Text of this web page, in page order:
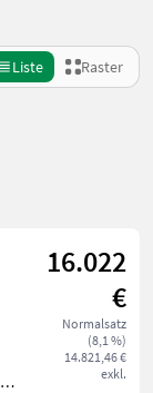
Liste Raster
16.022
€
Normalsatz
(8,1 %)
14.821,46 €
exkl.